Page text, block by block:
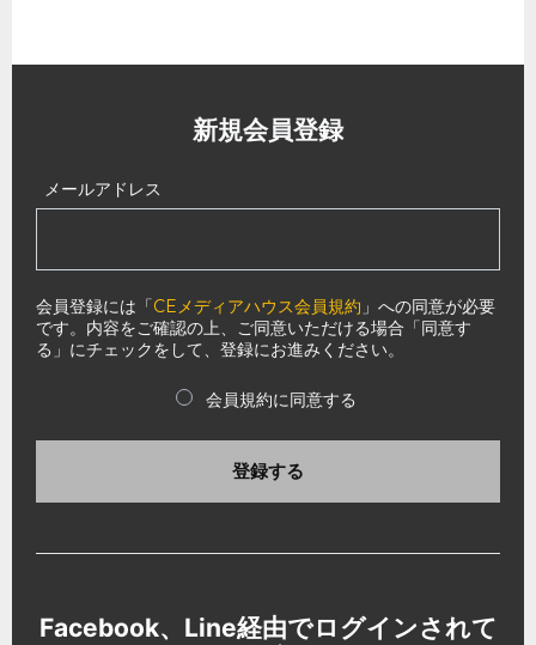
新規会員登録
メールアドレス
会員登録には「CEメディアハウス会員規約 」への同意が必要
です。内容をご確認の上、ご同意いただける場合「同意す
る」にチェックをして、登録にお進みください。
会員規約に同意する
登録する
Facebook、Line経由でログインされて